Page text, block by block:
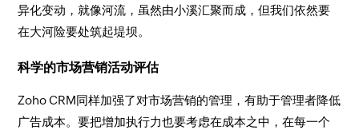
异化变动，就像河流，虽然由小溪汇聚而成，但我们依然要
在大河险要处筑起堤坝。
科学的市场营销活动评估
Zoho CRM同样加强了对市场营销的管理，有助于管理者降低
广告成本。要把增加执行力也要考虑在成本之中，在每一个